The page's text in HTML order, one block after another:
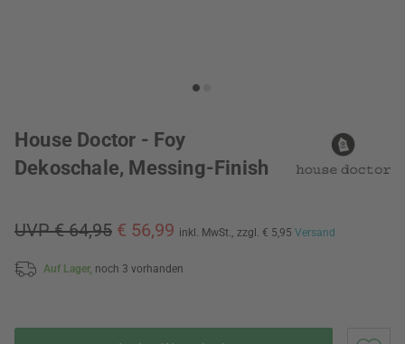
House Doctor - Foy
Dekoschale, Messing-Finish
UVP € 64,95 € 56,99 inkl. MwSt., zzgl. € 5,95 Versand
Auf Lager, noch 3 vorhanden